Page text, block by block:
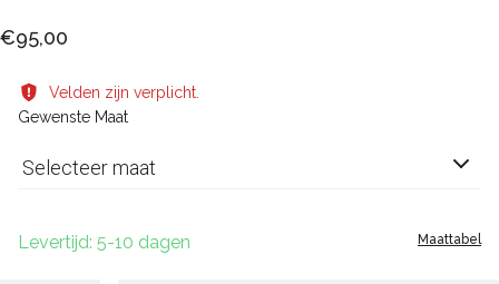
€95,00
Velden zijn verplicht.
Gewenste Maat
Selecteer maat
Maattabel
Levertijd: 5-10 dagen